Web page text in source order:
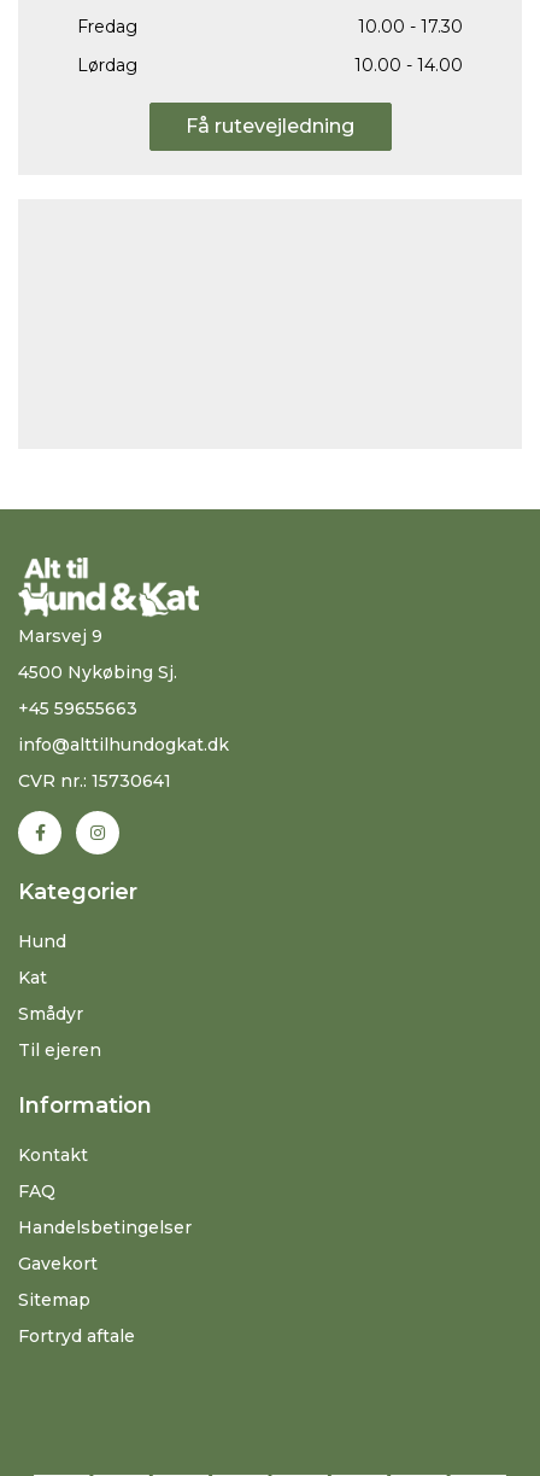
Fredag
10.00 - 17.30
Lørdag
10.00 - 14.00
Få rutevejledning
Marsvej 9
4500 Nykøbing Sj.
+45 59655663
info@alttilhundogkat.dk
CVR nr.: 15730641
Kategorier
Hund
Kat
Smådyr
Til ejeren
Information
Kontakt
FAQ
Handelsbetingelser
Gavekort
Sitemap
Fortryd aftale